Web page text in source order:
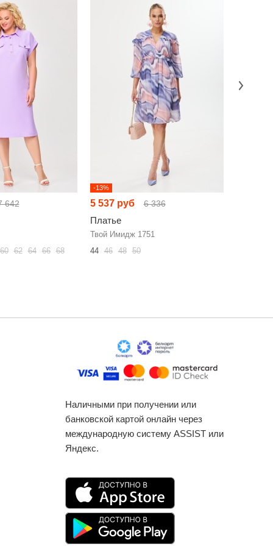
642
60 62 64 66 68
-13%
5 537 руб 6 336
Платье
Твой Имидж 1751
44 46 48 50
Наличными при получении или
банковской картой онлайн через
международную систему ASSIST или
Яндекс.